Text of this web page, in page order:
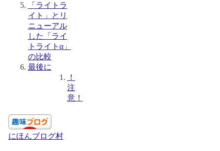
「ライトラ
イト」とリ
ニューアル
した「ライ
トライトα」
の比較
最後に
！
注
意！
にほんブログ村